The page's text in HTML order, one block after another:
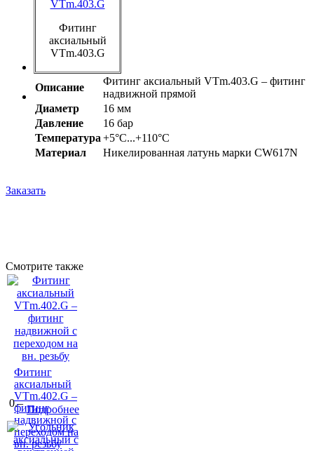
Фитинг
аксиальный
VTm.403.G
Описание
Фитинг аксиальный VTm.403.G – фитинг
надвижной прямой
Диаметр
16 мм
Давление
16 бар
Температура +5°С...+110°С
Материал
Никелированная латунь марки CW617N
Заказать
Смотрите также
Фитинг
аксиальный
VTm.402.G –
фитинг
надвижной с
переходом на
вн. резьбу
0.–
Подробнее